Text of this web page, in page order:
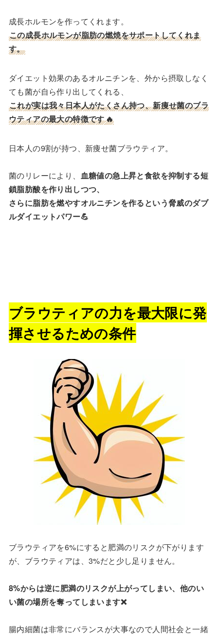
成長ホルモンを作ってくれます。
この成長ホルモンが脂肪の燃焼をサポートしてくれま
す。
ダイエット効果のあるオルニチンを、外から摂取しなく
ても菌が自ら作り出してくれる、
これが実は我々日本人がたくさん持つ、新痩せ菌のブラ
ウティアの最大の特徴です🔥
日本人の9割が持つ、新痩せ菌ブラウティア。
菌のリレーにより、 血糖値の急上昇と食欲を抑制する短
鎖脂肪酸を作り出しつつ、
さらに脂肪を燃やすオルニチンを作るという脅威のダブ
ルダイエットパワー💪
ブラウティアの力を最大限に発
揮させるための条件
ブラウティアを6%にすると肥満のリスクが下がります
が、ブラウティアは、3%だと少し足りません。
8%からは逆に肥満のリスクが上がってしまい、他のい
い菌の場所を奪ってしまいます❌
腸内細菌は非常にバランスが大事なので人間社会と一緒